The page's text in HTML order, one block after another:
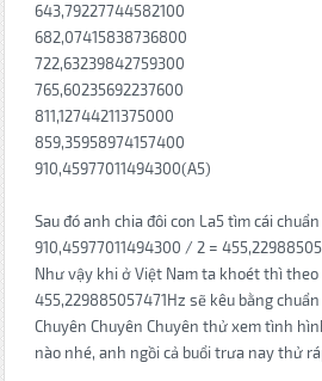
643,79227744582100
682,07415838736800
722,63239842759300
765,60235692237600
811,12744211375000
859,35958974157400
910,45977011494300(A5)
Sau đó anh chia đôi con La5 tìm cái
910,45977011494300 / 2 =
Như vậy khi ở Việt Nam ta khoét thì theo
455,229885057471Hz sẽ kêu bằng
Chuyên Chuyên Chuyên thử xem tình
nào nhé, anh ngồi cả buổi trưa nay thử